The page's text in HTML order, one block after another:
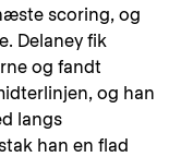
scoring, og
Delaney fik
og fandt
og han
langs
han en flad